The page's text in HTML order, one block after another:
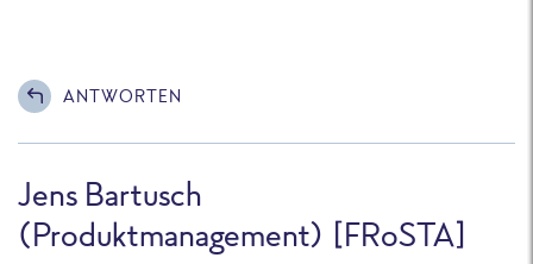
ANTWORTEN
Jens Bartusch
(Produktmanagement) [FRoSTA]